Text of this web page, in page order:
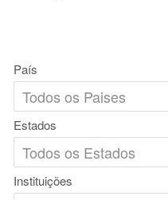
País
Estados
Instituições